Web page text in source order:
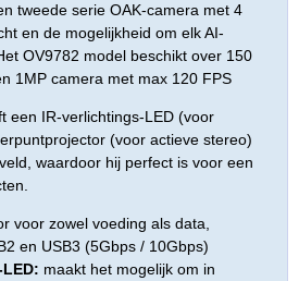
tweede serie OAK-camera met 4
en de mogelijkheid om elk AI-
OV9782 model beschikt over 150
1MP camera met max 120 FPS
een IR-verlichtings-LED (voor
(voor actieve stereo)
waardoor hij perfect is voor een
voor zowel voeding als data,
en USB3 (5Gbps / 10Gbps)
maakt het mogelijk om in